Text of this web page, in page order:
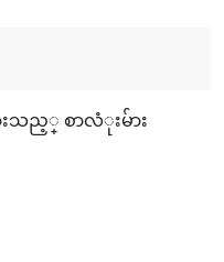
သည့္ စာလံုးမ်ား